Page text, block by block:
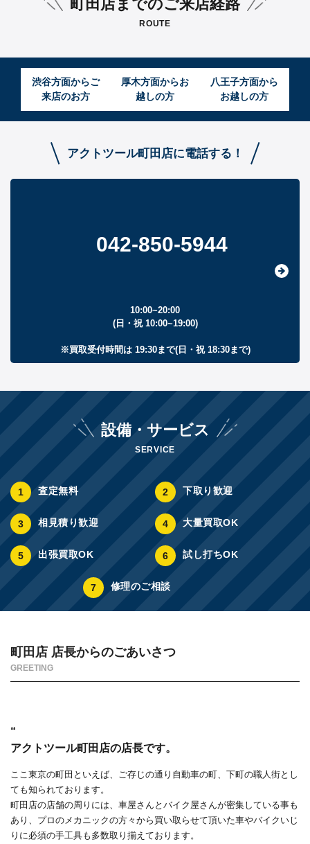
町田店までのご来店経路
ROUTE
渋谷方面からご
来店のお方
厚木方面からお
越しの方
八王子方面から
お越しの方
アクトツール町田店に電話する！
042-850-5944
10:00~20:00
(日・祝 10:00~19:00)
※買取受付時間は 19:30まで(日・祝 18:30まで)
設備・サービス
SERVICE
査定無料 下取り歓迎
相見積り歓迎 大量買取OK
出張買取OK 試し打ちOK
修理のご相談
町田店 店長からのごあいさつ
GREETING
“
アクトツール町田店の店長です。
ここ東京の町田といえば、ご存じの通り自動車の町、下町の職人街とし
ても知られております。
町田店の店舗の周りには、車屋さんとバイク屋さんが密集している事も
あり、プロのメカニックの方々から買い取らせて頂いた車やバイクいじ
りに必須の手工具も多数取り揃えております。